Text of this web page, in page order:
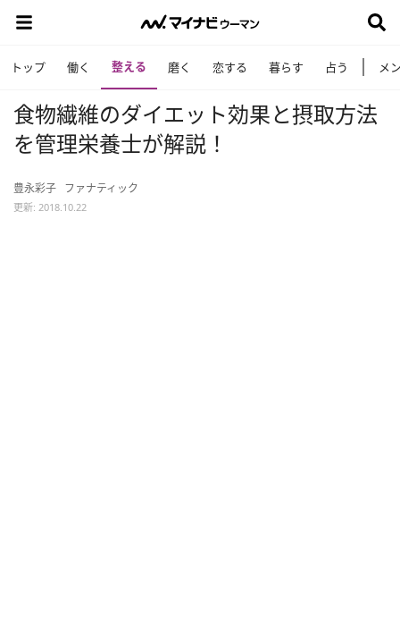
トップ 働く 整える 磨く 恋する 暮らす 占う メ
食物繊維のダイエット効果と摂取方法
を管理栄養士が解説！
豊永彩子 ファナティック
更新: 2018.10.22